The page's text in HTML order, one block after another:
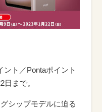
ト／Pontaポイント
まで。
シップモデルに迫る